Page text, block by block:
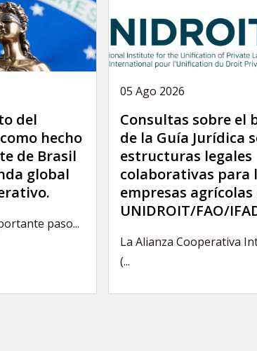
del
hecho
de Brasil
global
paso...
05 Ago 2026
Consultas sobre el
de la Guía Jurídica
estructuras legales
colaborativas para
empresas agrícolas
UNIDROIT/FAO/
La Alianza Cooperativa
(...